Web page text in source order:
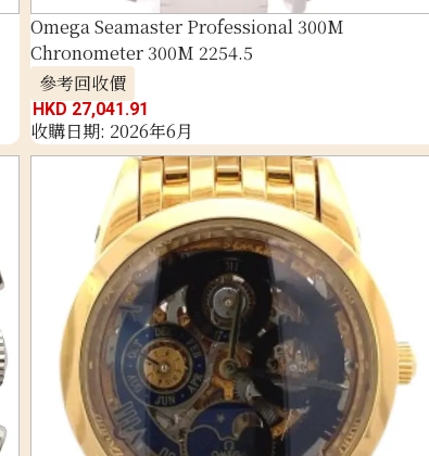
Omega Seamaster Professional 300M
Chronometer 300M 2254.5
參考回收價
HKD 27,041.91
收購日期: 2026年6月